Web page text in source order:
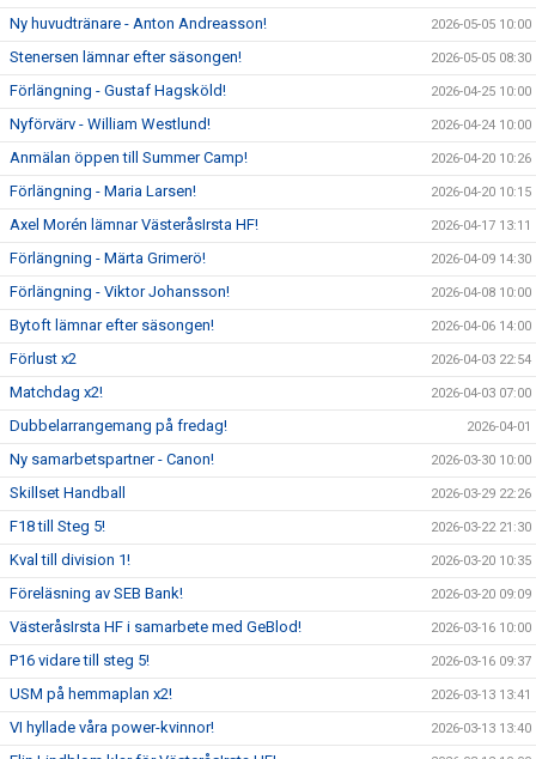
Ny huvudtränare - Anton Andreasson! 2026-05-05 10:00
Stenersen lämnar efter säsongen! 2026-05-05 08:30
Förlängning - Gustaf Hagsköld! 2026-04-25 10:00
Nyförvärv - William Westlund! 2026-04-24 10:00
Anmälan öppen till Summer Camp! 2026-04-20 10:26
Förlängning - Maria Larsen! 2026-04-20 10:15
Axel Morén lämnar VästeråsIrsta HF! 2026-04-17 13:11
Förlängning - Märta Grimerö! 2026-04-09 14:30
Förlängning - Viktor Johansson! 2026-04-08 10:00
Bytoft lämnar efter säsongen! 2026-04-06 14:00
Förlust x2 2026-04-03 22:54
Matchdag x2! 2026-04-03 07:00
Dubbelarrangemang på fredag! 2026-04-01
Ny samarbetspartner - Canon! 2026-03-30 10:00
Skillset Handball 2026-03-29 22:26
F18 till Steg 5! 2026-03-22 21:30
Kval till division 1! 2026-03-20 10:35
Föreläsning av SEB Bank! 2026-03-20 09:09
VästeråsIrsta HF i samarbete med GeBlod! 2026-03-16 10:00
P16 vidare till steg 5! 2026-03-16 09:37
USM på hemmaplan x2! 2026-03-13 13:41
VI hyllade våra power-kvinnor! 2026-03-13 13:40